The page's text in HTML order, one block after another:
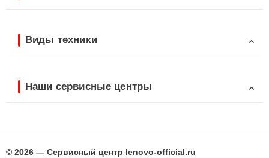
Виды техники
Наши сервисные центры
© 2026 — Сервисный центр lenovo-official.ru